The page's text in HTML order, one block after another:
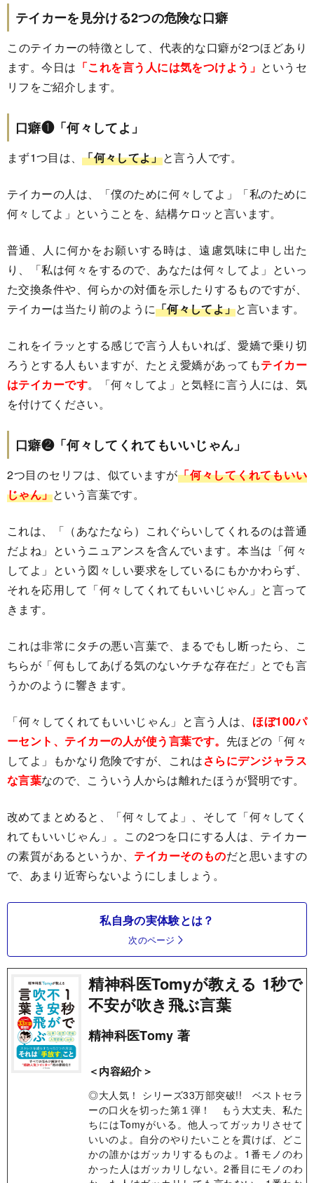
テイカーを見分ける2つの危険な口癖
このテイカーの特徴として、代表的な口癖が2つほどあり
ます。今日は 「これを言う人には気をつけよう」 というセ
リフをご紹介します。
口癖❶「何々してよ」
まず1つ目は、「何々してよ」と言う人です。
テイカーの人は、「僕のために何々してよ」「私のために
何々してよ」ということを、結構ケロッと言います。
普通、人に何かをお願いする時は、遠慮気味に申し出た
り、「私は何々をするので、あなたは何々してよ」といっ
た交換条件や、何らかの対価を示したりするものですが、
テイカーは当たり前のように「何々してよ」と言います。
これをイラッとする感じで言う人もいれば、愛嬌で乗り切
ろうとする人もいますが、たとえ愛嬌があってもテイカー
はテイカーです。「何々してよ」と気軽に言う人には、気
を付けてください。
口癖❷「何々してくれてもいいじゃん」
2つ目のセリフは、似ていますが「何々してくれてもいい
じゃん」という言葉です。
これは、「（あなたなら）これぐらいしてくれるのは普通
だよね」というニュアンスを含んでいます。本当は「何々
してよ」という図々しい要求をしているにもかかわらず、
それを応用して「何々してくれてもいいじゃん」と言って
きます。
これは非常にタチの悪い言葉で、まるでもし断ったら、こ
ちらが「何もしてあげる気のないケチな存在だ」とでも言
うかのように響きます。
「何々してくれてもいいじゃん」と言う人は、 ほぼ100パ
ーセント、テイカーの人が使う言葉です。 先ほどの「何々
してよ」もかなり危険ですが、これはさらにデンジャラス
な言葉なので、こういう人からは離れたほうが賢明です。
改めてまとめると、「何々してよ」、そして「何々してく
れてもいいじゃん」。この2つを口にする人は、テイカー
の素質があるというか、 テイカーそのものだと思いますの
で、あまり近寄らないようにしましょう。
私自身の実体験とは？
次のページ
精神科医Tomyが教える 1秒で
不安が吹き飛ぶ言葉
精神科医Tomy 著
＜内容紹介＞
◎大人気！ シリーズ33万部突破!! ベストセラ
ーの口火を切った第１弾！ もう大丈夫、私た
ちにはTomyがいる。他人ってガッカリさせて
いいのよ。自分のやりたいことを貫けば、どこ
かの誰かはガッカリするものよ。1番モノのわ
かった人はガッカリしない。2番目にモノのわ